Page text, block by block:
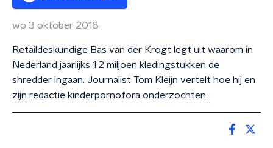
wo 3 oktober 2018
Retaildeskundige Bas van der Krogt legt uit waarom in
Nederland jaarlijks 1.2 miljoen kledingstukken de
shredder ingaan. Journalist Tom Kleijn vertelt hoe hij en
zijn redactie kinderpornofora onderzochten.